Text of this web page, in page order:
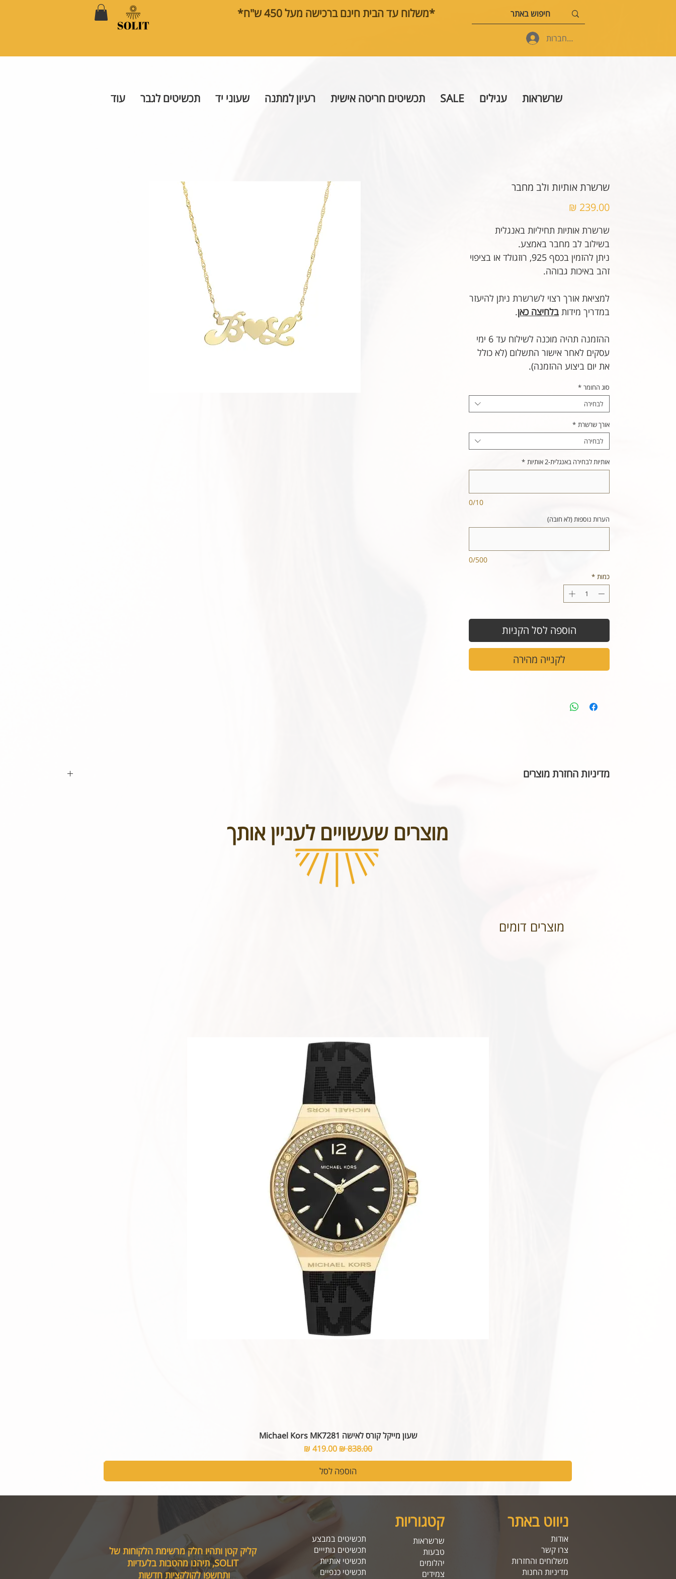
*משלוח עד הבית חינם ברכישה מעל 450 ש"ח*
להתחברות
שרשראות עגילים SALE תכשיטים חריטה אישית רעיון למתנה שעוני יד תכשיטים לגבר עוד
שרשרת אותיות ולב מחבר
שרשרת אותיות תחיליות באנגלית
בשילוב לב מחבר באמצע.
ניתן להזמין בכסף 925, רוזגולד או בציפוי
זהב באיכות גבוהה.
למציאת אורך רצוי לשרשרת ניתן להיעזר
במדריך מידות בלחיצה כאן.
ההזמנה תהיה מוכנה לשילוח עד 6 ימי
עסקים לאחר אישור התשלום (לא כולל
את יום ביצוע ההזמנה).
סוג החומר *
לבחירה
אורך שרשרת *
לבחירה
אותיות לבחירה באנגלית-2 אותיות *
0/10
הערות נוספות (לא חובה)
0/500
כמות *
הוספה לסל הקניות
לקנייה מהירה
מדיניות החזרת מוצרים
מוצרים שעשויים לעניין אותך
מוצרים דומים
שעון מייקל קורס לאישה Michael Kors MK7281
מחיר רגיל מחיר מבצע
הוספה לסל
קטגוריות ניווט באתר
קליק קטן ותהיו חלק מרשימת הלקוחות של
SOLIT, תיהנו מהטבות בלעדיות
ותחשפו לקולקציות חדשות
שרשראות
טבעות
יהלומים
צמידים
תכשיטים במבצע
תכשיטים גותייים
תכשיטי אותיות
תכשיטי כנפיים
אודות
צרו קשר
משלוחים והחזרות
מדיניות החנות